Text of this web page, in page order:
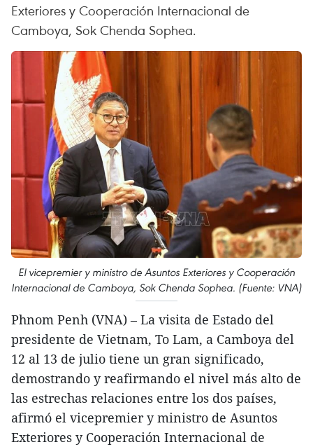
Exteriores y Cooperación Internacional de
Camboya, Sok Chenda Sophea.
El vicepremier y ministro de Asuntos Exteriores y Cooperación
Internacional de Camboya, Sok Chenda Sophea. (Fuente: VNA)
Phnom Penh (VNA) – La visita de Estado del
presidente de Vietnam, To Lam, a Camboya del
12 al 13 de julio tiene un gran significado,
demostrando y reafirmando el nivel más alto de
las estrechas relaciones entre los dos países,
afirmó el vicepremier y ministro de Asuntos
Exteriores y Cooperación Internacional de